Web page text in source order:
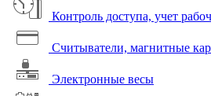
Контроль доступа, учет
Считыватели, магнитные
Электронные весы